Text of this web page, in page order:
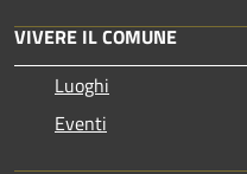
VIVERE IL COMUNE
Luoghi
Eventi